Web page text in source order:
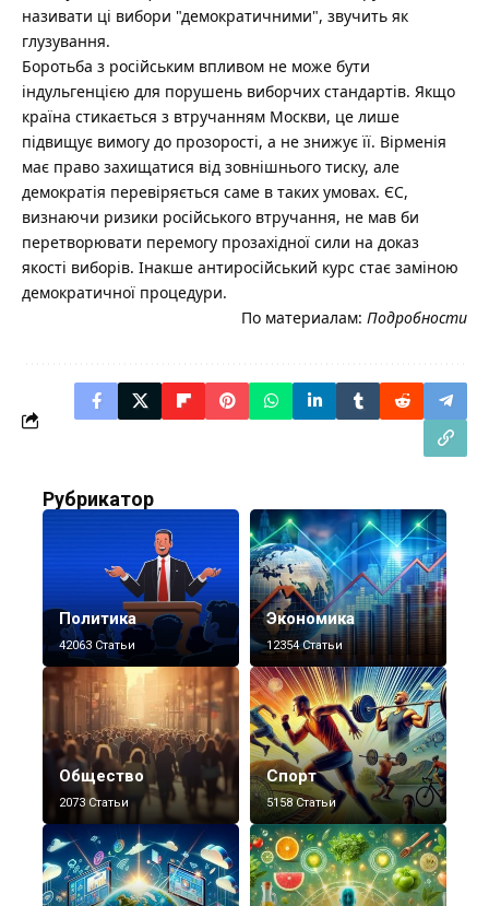
називати ці вибори "демократичними", звучить як
глузування.
Боротьба з російським впливом не може бути
індульгенцією для порушень виборчих стандартів. Якщо
країна стикається з втручанням Москви, це лише
підвищує вимогу до прозорості, а не знижує її. Вірменія
має право захищатися від зовнішнього тиску, але
демократія перевіряється саме в таких умовах. ЄС,
визнаючи ризики російського втручання, не мав би
перетворювати перемогу прозахідної сили на доказ
якості виборів. Інакше антиросійський курс стає заміною
демократичної процедури.
По материалам: Подробности
Рубрикатор
Политика
42063 Статьи
Экономика
12354 Статьи
Общество
2073 Статьи
Спорт
5158 Статьи